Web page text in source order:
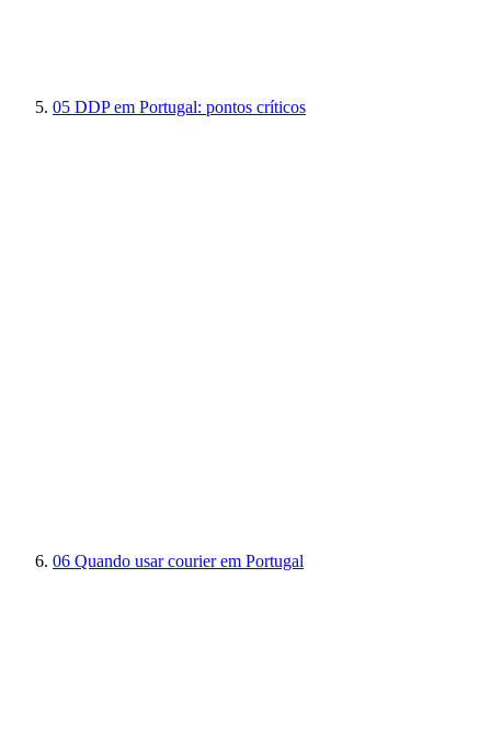
05 DDP em Portugal: pontos críticos
06 Quando usar courier em Portugal